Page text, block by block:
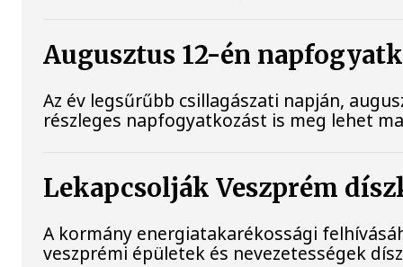
Augusztus 12-én
Az év legsűrűbb csillagászati napján,
részleges napfogyatkozást is meg lehet
Lekapcsolják Veszprém
A kormány energiatakarékossági
veszprémi épületek és nevezetességek